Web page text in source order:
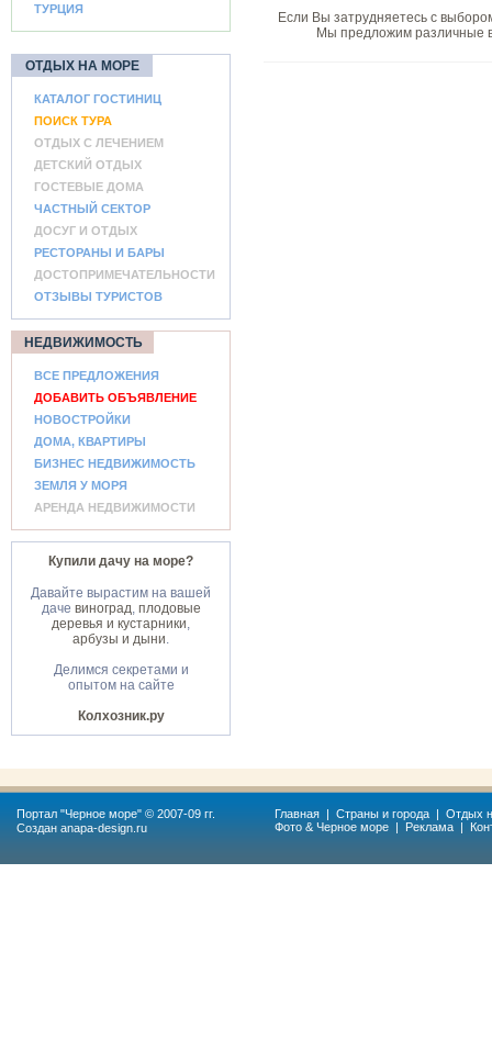
ТУРЦИЯ
ОТДЫХ НА МОРЕ
КАТАЛОГ ГОСТИНИЦ
ПОИСК ТУРА
ОТДЫХ С ЛЕЧЕНИЕМ
ДЕТСКИЙ ОТДЫХ
ГОСТЕВЫЕ ДОМА
ЧАСТНЫЙ СЕКТОР
ДОСУГ И ОТДЫХ
РЕСТОРАНЫ И БАРЫ
ДОСТОПРИМЕЧАТЕЛЬНОСТИ
ОТЗЫВЫ ТУРИСТОВ
НЕДВИЖИМОСТЬ
ВСЕ ПРЕДЛОЖЕНИЯ
ДОБАВИТЬ ОБЪЯВЛЕНИЕ
НОВОСТРОЙКИ
ДОМА, КВАРТИРЫ
БИЗНЕС НЕДВИЖИМОСТЬ
ЗЕМЛЯ У МОРЯ
АРЕНДА НЕДВИЖИМОСТИ
Купили дачу на море?
Давайте вырастим на вашей
даче виноград, плодовые
деревья и кустарники,
арбузы и дыни.
Делимся секретами и
опытом на сайте
Колхозник.ру
Если Вы затрудняетесь с
Мы предложим различные
Портал "Черное море" © 2007-09 гг.
Создан anapa-design.ru
Главная | Страны и города | Отдых
Фото & Черное море | Реклама |